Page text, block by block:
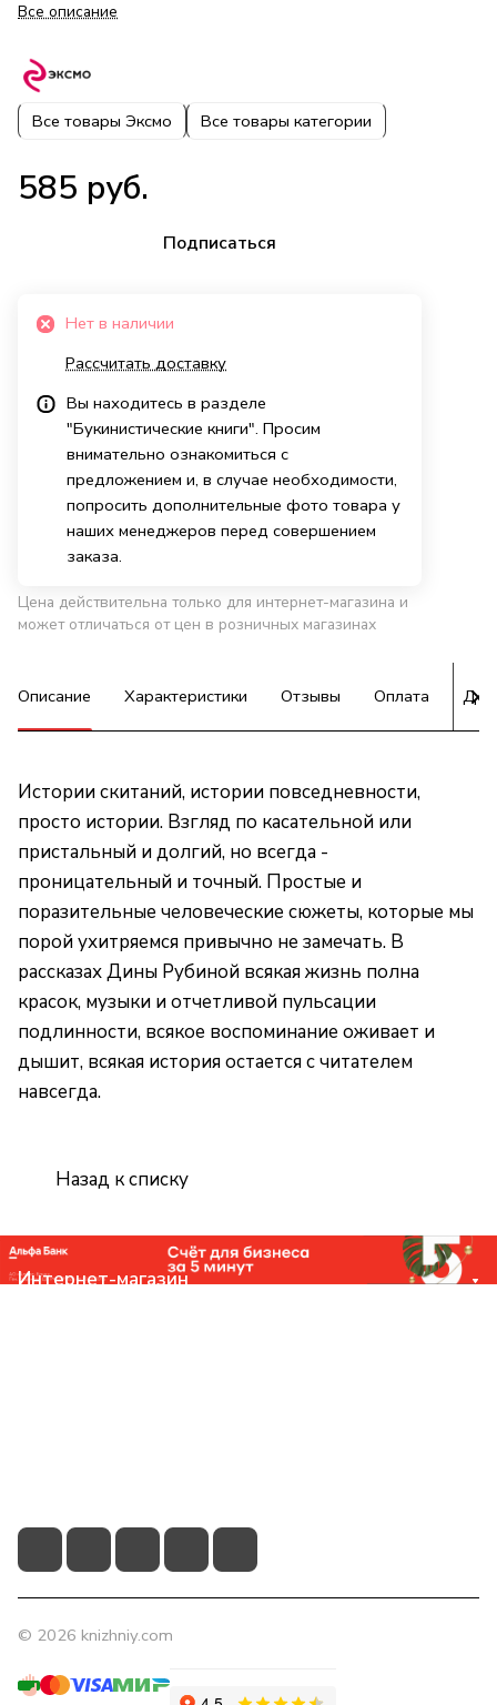
Все описание
Все товары Эксмо Все товары категории
585 руб.
Подписаться
Нет в наличии
Рассчитать доставку
Вы находитесь в разделе
"Букинистические книги". Просим
внимательно ознакомиться с
предложением и, в случае необходимости,
попросить дополнительные фото товара у
наших менеджеров перед совершением
заказа.
Цена действительна только для интернет-магазина и
может отличаться от цен в розничных магазинах
Описание Характеристики Отзывы Оплата
Истории скитаний, истории повседневности,
просто истории. Взгляд по касательной или
пристальный и долгий, но всегда -
проницательный и точный. Простые и
поразительные человеческие сюжеты, которые мы
порой ухитряемся привычно не замечать. В
рассказах Дины Рубиной всякая жизнь полна
красок, музыки и отчетливой пульсации
подлинности, всякое воспоминание оживает и
дышит, всякая история остается с читателем
навсегда.
Назад к списку
Интернет-магазин
© 2026 knizhniy.com